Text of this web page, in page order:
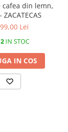
cafea din lemn,
Lei
2IN STOC
IN COS